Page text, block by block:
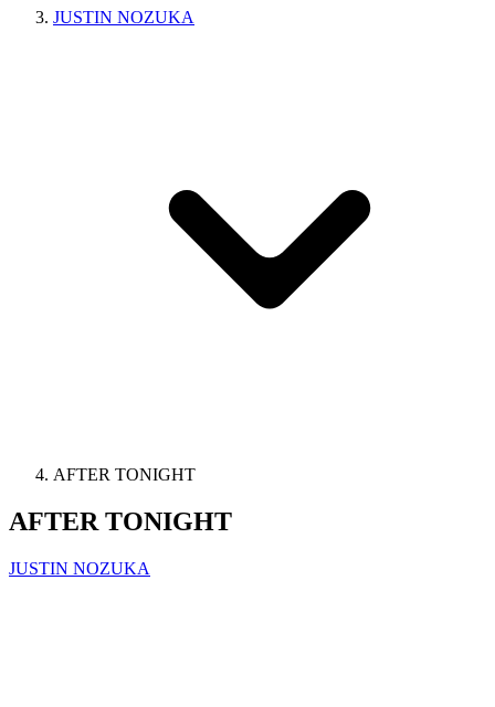
JUSTIN NOZUKA
AFTER TONIGHT
AFTER TONIGHT
JUSTIN NOZUKA